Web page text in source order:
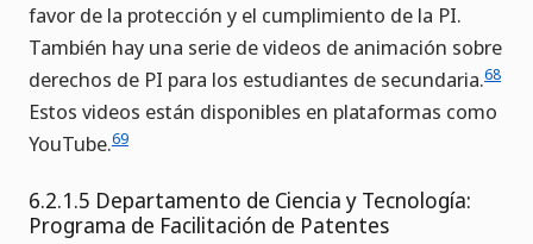
favor de la protección y el cumplimiento de la PI.
También hay una serie de videos de animación sobre
derechos de PI para los estudiantes de secundaria.68
Estos videos están disponibles en plataformas como
YouTube.69
6.2.1.5 Departamento de Ciencia y Tecnología:
Programa de Facilitación de Patentes